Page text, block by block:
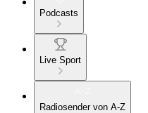
Podcasts
Live Sport
Radiosender von A-Z